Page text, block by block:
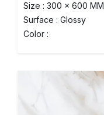
Size : 300 x 600 MM
Surface : Glossy
Color :